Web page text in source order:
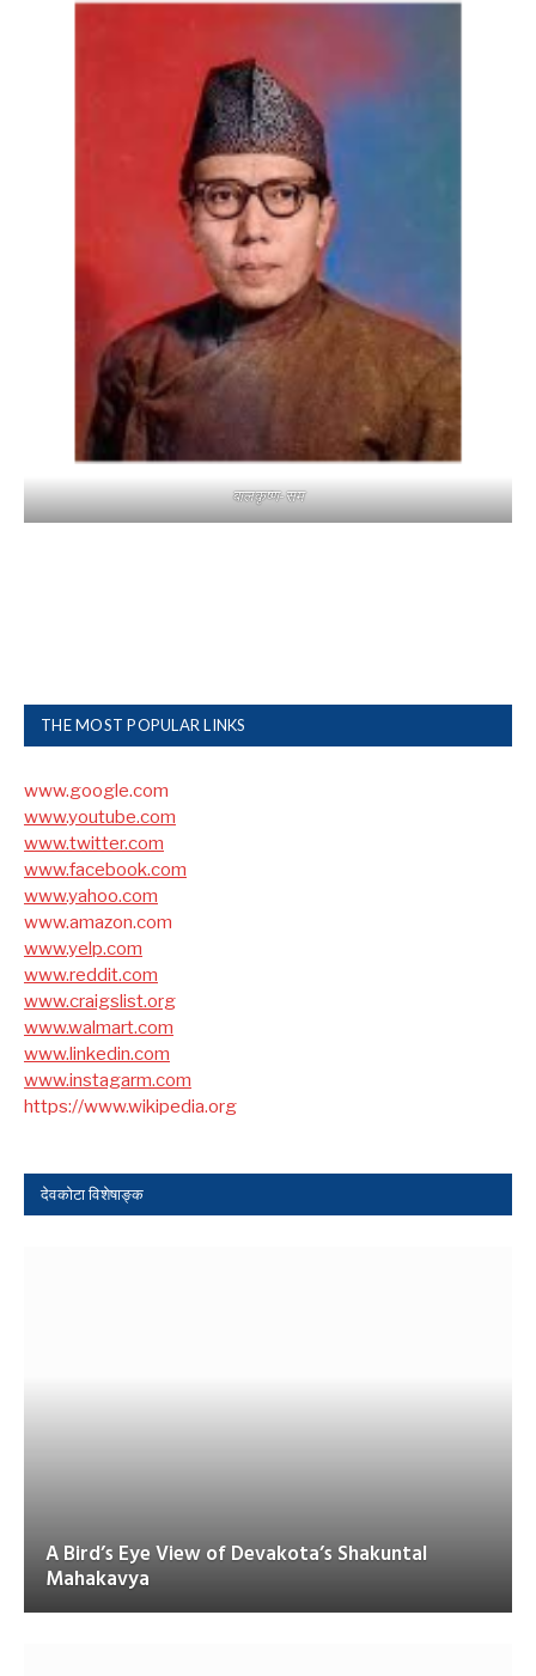
बालकृष्ण-सम
THE MOST POPULAR LINKS
www.google.com
www.youtube.com
www.twitter.com
www.facebook.com
www.yahoo.com
www.amazon.com
www.yelp.com
www.reddit.com
www.craigslist.org
www.walmart.com
www.linkedin.com
www.instagarm.com
https://www.wikipedia.org
देवकोटा विशेषाङ्क
A Bird’s Eye View of Devakota’s Shakuntal
Mahakavya